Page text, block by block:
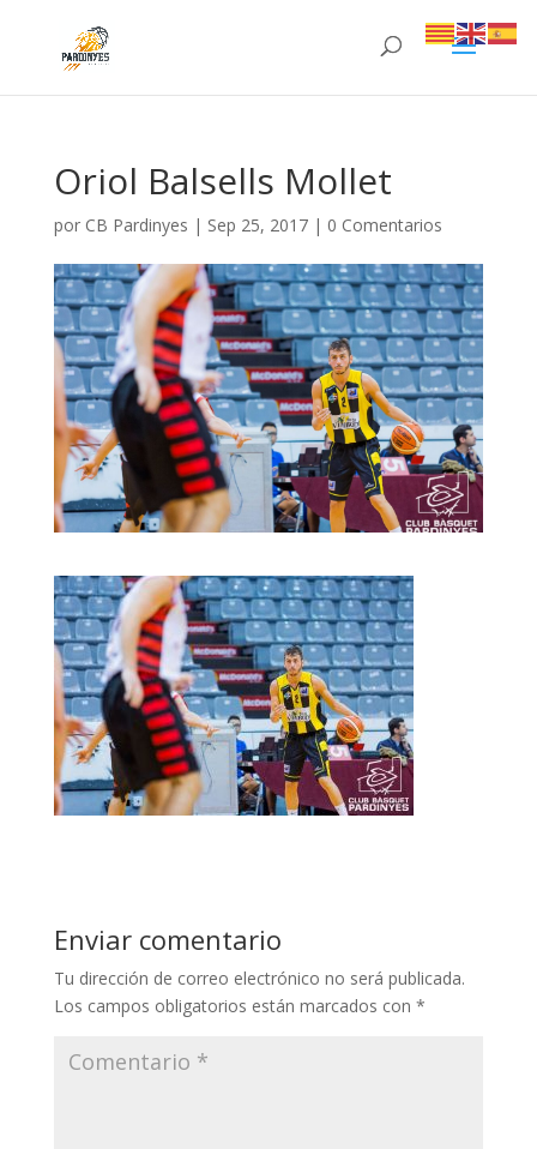
Oriol Balsells Mollet
por CB Pardinyes | Sep 25, 2017| 0 Comentarios
Enviar comentario
Tu dirección de correo electrónico no será publicada.
Los campos obligatorios están marcados con *